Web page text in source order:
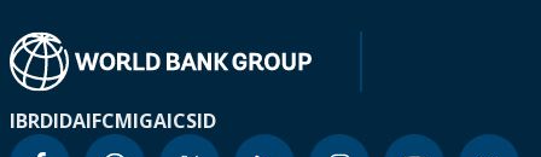
IBRDIDAIFCMIGAICSID